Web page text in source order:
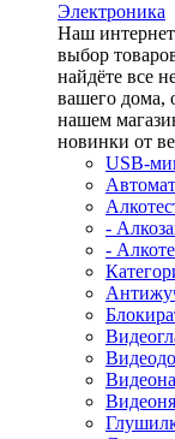
Электроника
Наш
выбор
найдёте все
вашего дома,
нашем
новинки от
USB-
-
-